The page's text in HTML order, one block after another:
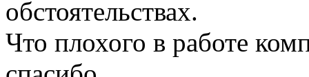
обстоятельствах.
Что плохого в работе